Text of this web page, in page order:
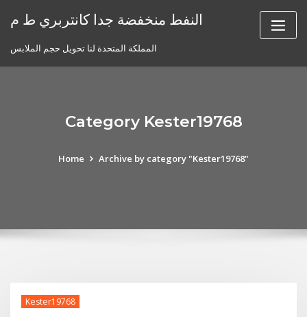
النفط منخفضة جدا كانتربري ط م
المملكة المتحدة لنا تحويل حجم الملابس
Category Kester19768
Home Archive by category "Kester19768"
Kester19768